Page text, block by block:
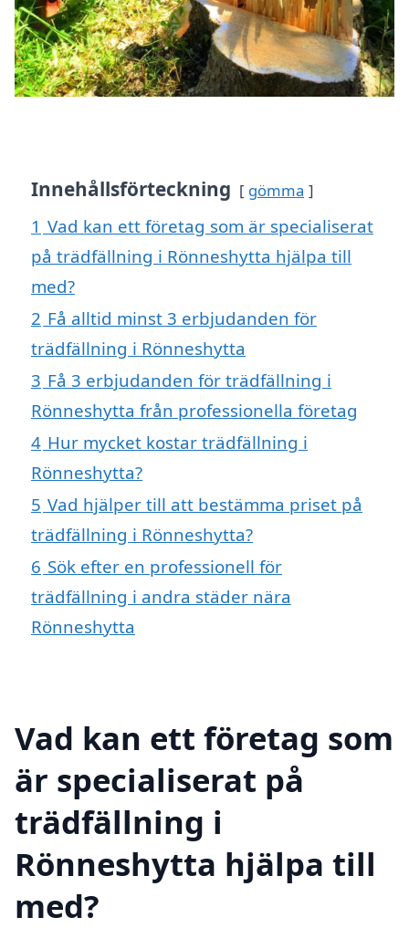
Innehållsförteckning gömma
1 Vad kan ett företag som är specialiserat
på trädfällning i Rönneshytta hjälpa till
med?
2 Få alltid minst 3 erbjudanden för
trädfällning i Rönneshytta
3 Få 3 erbjudanden för trädfällning i
Rönneshytta från professionella företag
4 Hur mycket kostar trädfällning i
Rönneshytta?
5 Vad hjälper till att bestämma priset på
trädfällning i Rönneshytta?
6 Sök efter en professionell för
trädfällning i andra städer nära
Rönneshytta
Vad kan ett företag som
är specialiserat på
trädfällning i
Rönneshytta hjälpa till
med?